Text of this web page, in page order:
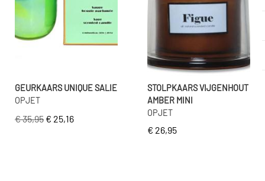
GEURKAARS UNIQUE SALIE
OPJET
€ 35,95 € 25,16
STOLPKAARS VIJGENHOUT
AMBER MINI
OPJET
€ 26,95